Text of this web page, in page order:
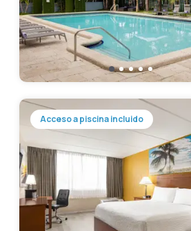
Acceso a piscina incluido